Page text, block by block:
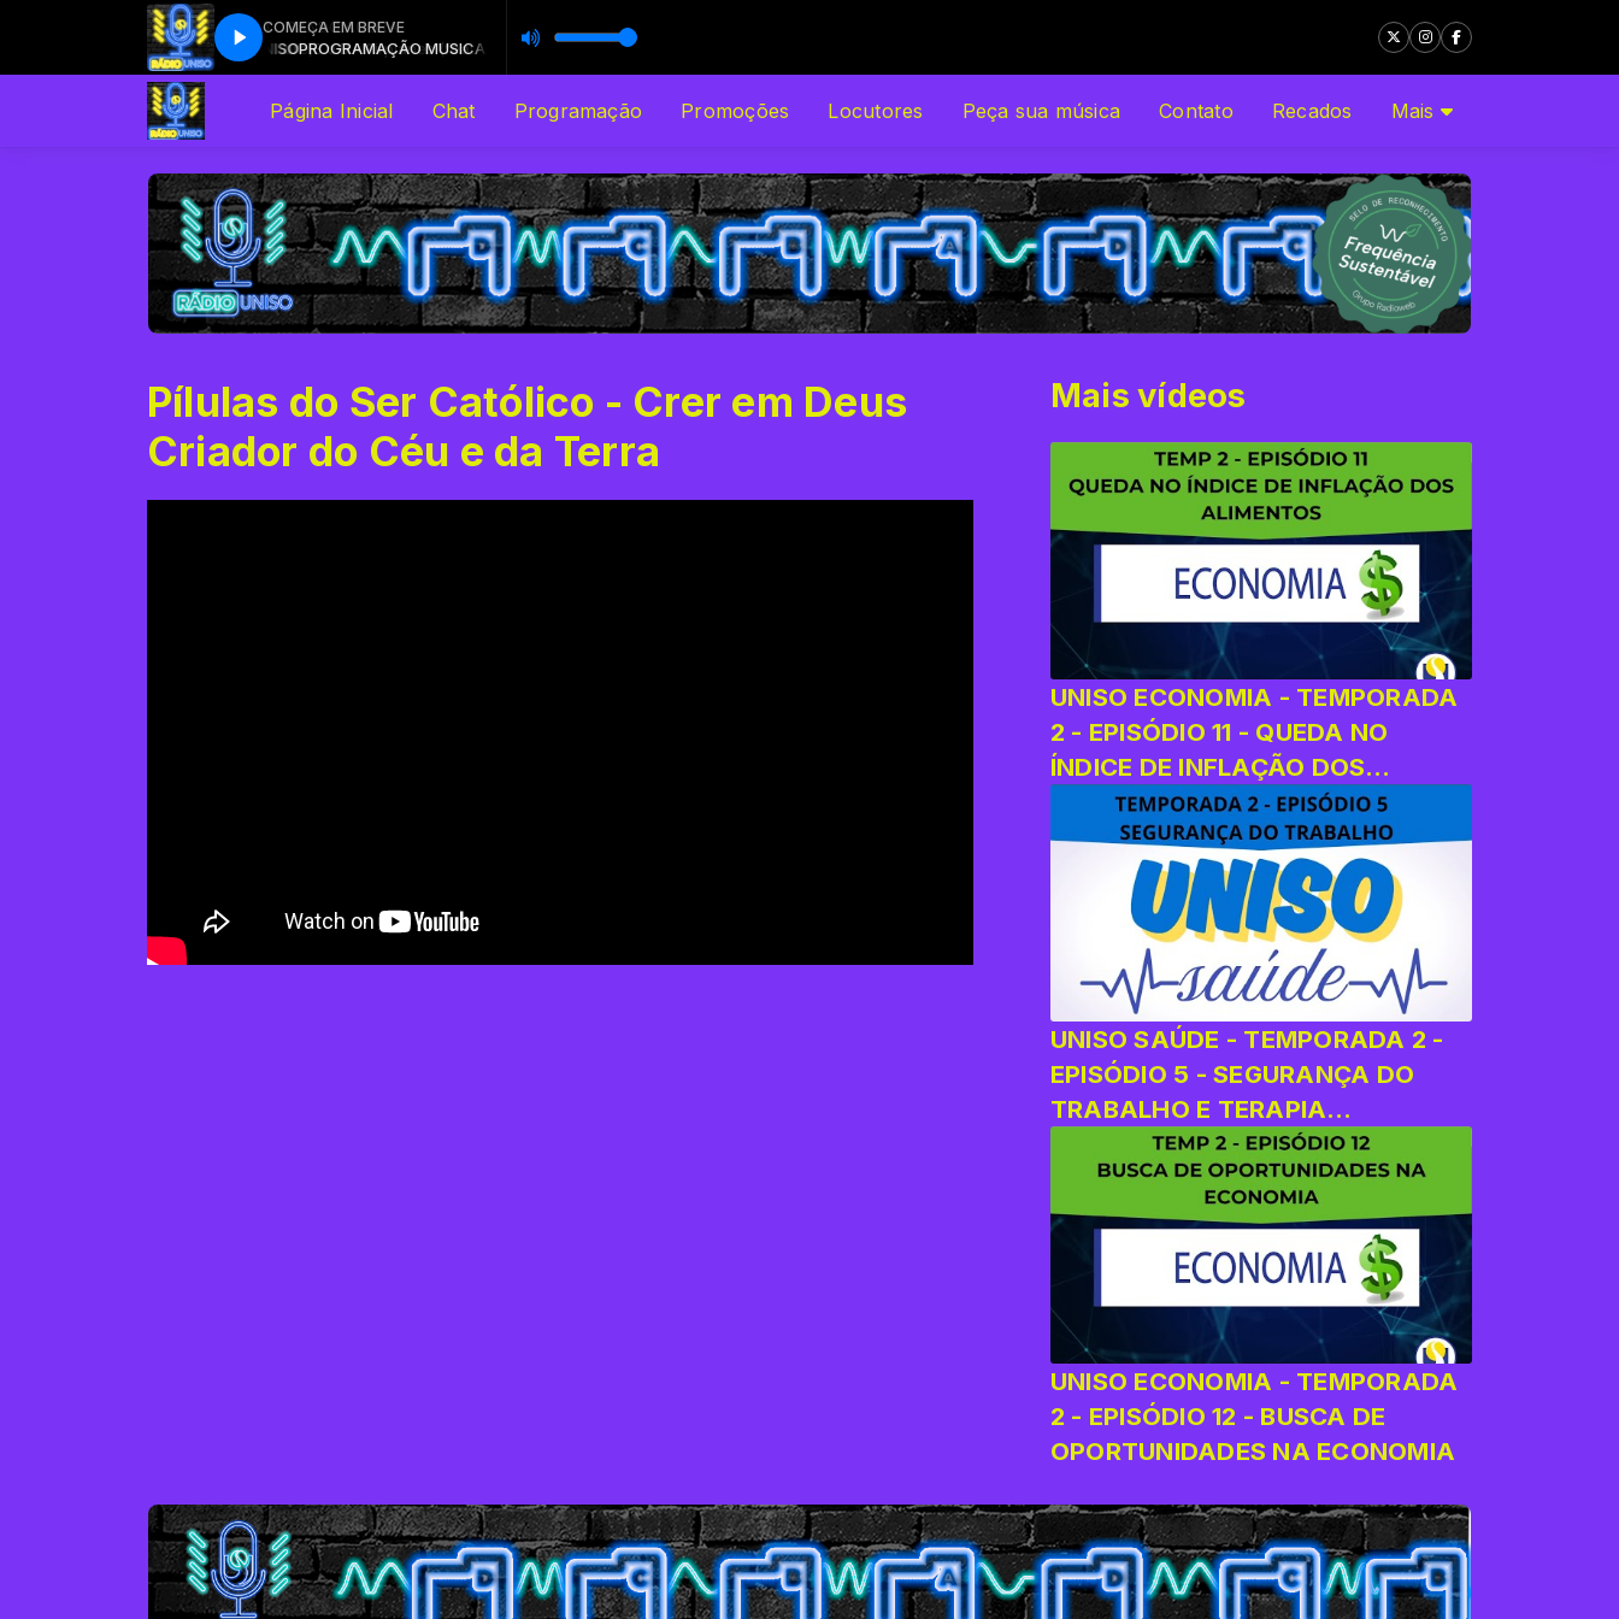
TOCANDO AGORA
(feat. Hayley Williams of Paramore)B.o.B - Airplanes (feat. Hayley Williams of Paramore)
COMEÇA EM BREVE
MUSICAL com RÁDIO UNISO PROGRAMAÇÃO MUSICAL com RÁDIO UNISO
Página Inicial Chat Programação Promoções Locutores Peça sua música Contato Recados Mais
Pílulas do Ser Católico - Crer em Deus
Criador do Céu e da Terra
Mais vídeos
UNISO ECONOMIA - TEMPORADA
2 - EPISÓDIO 11 - QUEDA NO
ÍNDICE DE INFLAÇÃO DOS
ALIMENTOS
UNISO SAÚDE - TEMPORADA 2 -
EPISÓDIO 5 - SEGURANÇA DO
TRABALHO E TERAPIA
OCUPACIONAL
UNISO ECONOMIA - TEMPORADA
2 - EPISÓDIO 12 - BUSCA DE
OPORTUNIDADES NA ECONOMIA